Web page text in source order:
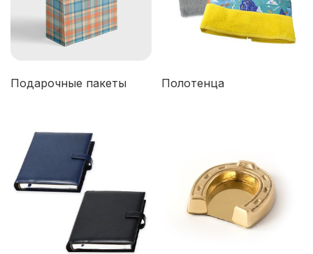
Подарочные пакеты Полотенца